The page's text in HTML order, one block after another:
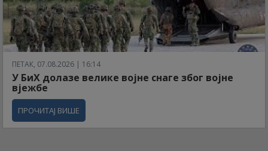
ПЕТАК, 07.08.2026 | 16:14
У БиХ долазе велике војне снаге због војне
вјежбе
ПРОЧИТАЈ ВИШЕ